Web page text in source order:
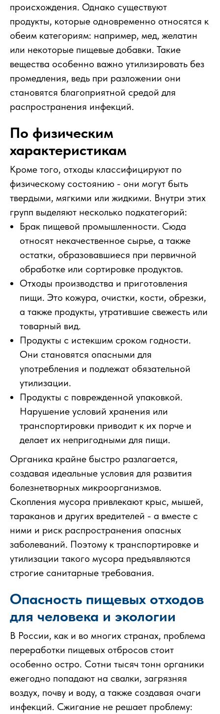
происхождения. Однако существуют
продукты, которые одновременно относятся к
обеим категориям: например, мед, желатин
или некоторые пищевые добавки. Такие
вещества особенно важно утилизировать без
промедления, ведь при разложении они
становятся благоприятной средой для
распространения инфекций.
По физическим
характеристикам
Кроме того, отходы классифицируют по
физическому состоянию - они могут быть
твердыми, мягкими или жидкими. Внутри этих
групп выделяют несколько подкатегорий:
Брак пищевой промышленности. Сюда
относят некачественное сырье, а также
остатки, образовавшиеся при первичной
обработке или сортировке продуктов.
Отходы производства и приготовления
пищи. Это кожура, очистки, кости, обрезки,
а также продукты, утратившие свежесть или
товарный вид.
Продукты с истекшим сроком годности.
Они становятся опасными для
употребления и подлежат обязательной
утилизации.
Продукты с поврежденной упаковкой.
Нарушение условий хранения или
транспортировки приводит к их порче и
делает их непригодными для пищи.
Органика крайне быстро разлагается,
создавая идеальные условия для развития
болезнетворных микроорганизмов.
Скопления мусора привлекают крыс, мышей,
тараканов и других вредителей - а вместе с
ними и риск распространения опасных
заболеваний. Поэтому к транспортировке и
утилизации такого мусора предъявляются
строгие санитарные требования.
Опасность пищевых отходов
для человека и экологии
В России, как и во многих странах, проблема
переработки пищевых отбросов стоит
особенно остро. Сотни тысяч тонн органики
ежегодно попадают на свалки, загрязняя
воздух, почву и воду, а также создавая очаги
инфекций. Сжигание не решает проблему: